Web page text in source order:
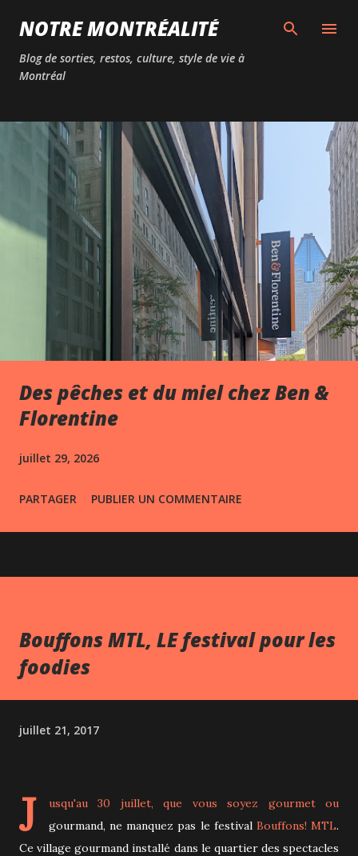
Passer au contenu principal
NOTRE MONTRÉALITÉ
Blog de sorties, restos, culture, style de vie à
Montréal
Des pêches et du miel chez Ben &
Florentine
juillet 29, 2026
PARTAGER PUBLIER UN COMMENTAIRE
Bouffons MTL, LE festival pour les
foodies
juillet 21, 2017
J
usqu'au 30 juillet, que vous soyez gourmet ou
gourmand, ne manquez pas le festival Bouffons! MTL.
Ce village gourmand installé dans le quartier des spectacles